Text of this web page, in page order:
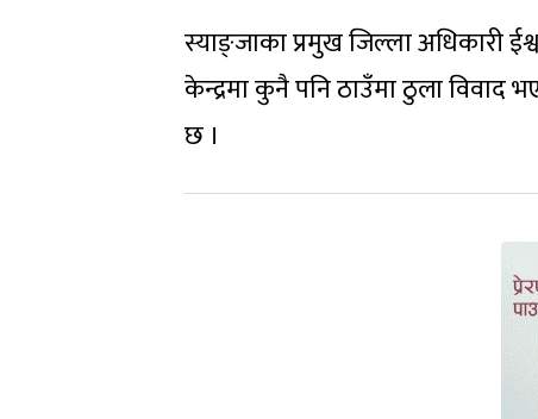
स्याङ्जाका प्रमुख जिल्ला अधिकारी
केन्द्रमा कुनै पनि ठाउँमा ठुला
छ ।